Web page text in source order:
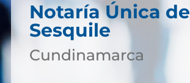
Notaría Única de
Sesquile
Cundinamarca